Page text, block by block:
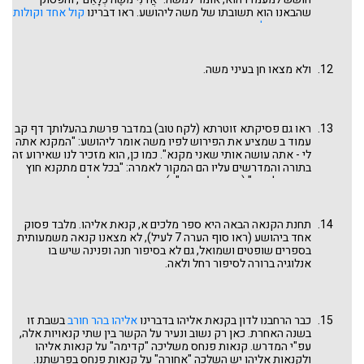
ושלום. ראו גם כל המדרשים על שלום בית שהתפתחו דווקא סביב
פרשת סוטה, כפי שהארכנו לתאר בדברינושלום בין איש ואשתושהבאנו הוא תשובתו של משה ליהושע. ראו דברינוקול אחד וקולות
אלדד ומידד
ולא מצאו חן בעיני משה.
ראו גם פסיקתא זוטרתא (לקח טוב) במדבר פרשת בהעלותך דף קב
עמוד ב שמציע את הפירוש לפיו משה אומר ליהושע: "המקנא אתה
לי - אתה עושה אותי שאני מקנא". כמו כן, הוא מזכיר לנו שאירוע זה
בתורה והמדרשים עליו הם המקור לאמרה: "בכל אדם מתקנא חוץ
מבנו ותלמידו" (סנהדרין קה ע"ב). כאן אנו חוזרים לפסוק משיר
זה נדרש גם על חילופי ההנהגה בין משה ליהושע: "אהבה שאהב
משה ליהושע ומה שקינא משה ביהושע". בסוף גברה קנאת הרב
בתלמיד, לפחות בחלק ההנהגה, וגם שם לא יכלו האהבה והקנאה
לדור ביחד. ומשם קיבל עליו משה למות.
תחנת הקנאה הבאה היא ספר מלכים א, קנאת אליהו. מלבד פסוק
אחד ביהושע (ראו סוף הערה 7 לעיל), לא מצאנו קנאה משמעותית
בספרים שופטים ושמואל, גם לא בסיפור חנה ופנינה שיש בו
אנלוגיה ברורה לסיפור רחל ולאה.
כבר הרחבנו לדון בקנאת אליהו בדברינואליהו בהר חורבבשבת זו
בשנה האחרת. כאן רק נשוב ונעיר על הקשר בין שתי קנאויות אלה,
עפ"י המדרש. קנאות פנחס משליכה "קדימה" על קנאות אליהו
ולקנאות אליהו יש השלכה "אחורה" על קנאות פנחס בפרשתנו.